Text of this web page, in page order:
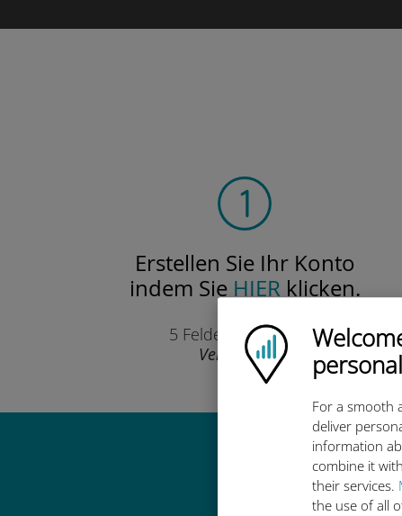
Ubigi logo
For a smooth
deliver
information
combine it
their services.
the use of all
Erstellen Sie Ihr Konto
indem Sie HIERklicken.
5 Felder auszufüllen.
Versprochen!
Warum